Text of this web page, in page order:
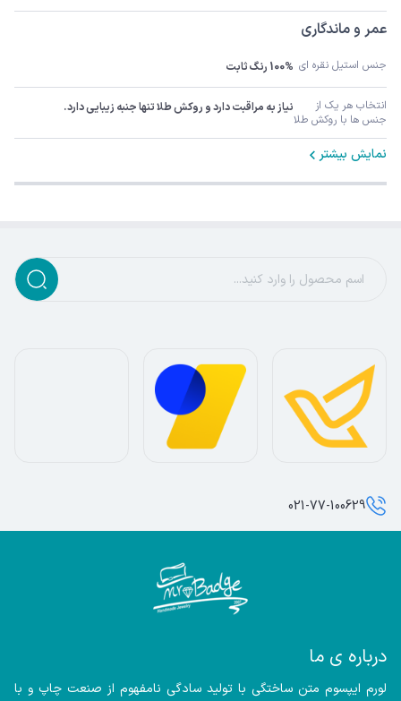
عمر و ماندگاری
جنس استیل نقره ای 100% رنگ ثابت
جنس ها با روکش طلا
نیاز به مراقبت دارد و روکش طلا تنها جنبه زیبایی دارد.
نمایش بیشتر
درباره ی ما
021-77-100629